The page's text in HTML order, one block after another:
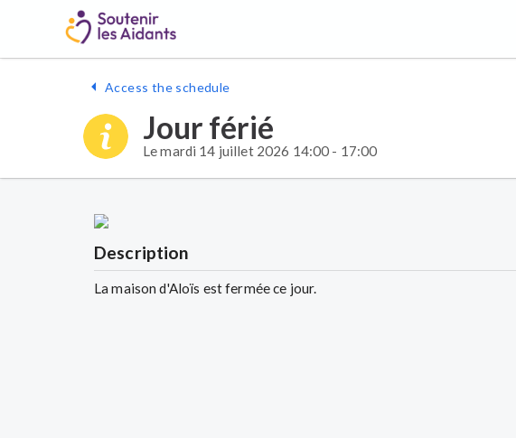
Access the schedule
Jour férié
Le mardi 14 juillet 2026 14:00 - 17:00
Description
La maison d'Aloïs est fermée ce jour.